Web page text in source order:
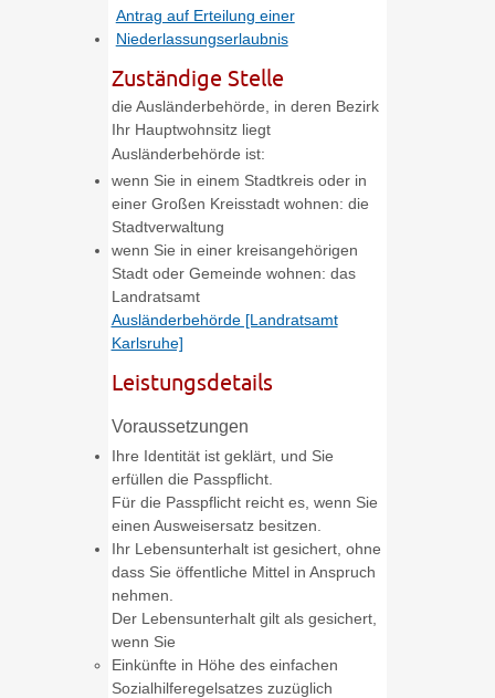
Antrag auf Erteilung einer
Niederlassungserlaubnis
Zuständige Stelle
die Ausländerbehörde, in deren Bezirk
Ihr Hauptwohnsitz liegt
Ausländerbehörde ist:
wenn Sie in einem Stadtkreis oder in
einer Großen Kreisstadt wohnen: die
Stadtverwaltung
wenn Sie in einer kreisangehörigen
Stadt oder Gemeinde wohnen: das
Landratsamt
Ausländerbehörde [Landratsamt
Karlsruhe]
Leistungsdetails
Voraussetzungen
Ihre Identität ist geklärt, und Sie
erfüllen die Passpflicht.
Für die Passpflicht reicht es, wenn Sie
einen Ausweisersatz besitzen.
Ihr Lebensunterhalt ist gesichert, ohne
dass Sie öffentliche Mittel in Anspruch
nehmen.
Der Lebensunterhalt gilt als gesichert,
wenn Sie
Einkünfte in Höhe des einfachen
Sozialhilferegelsatzes zuzüglich